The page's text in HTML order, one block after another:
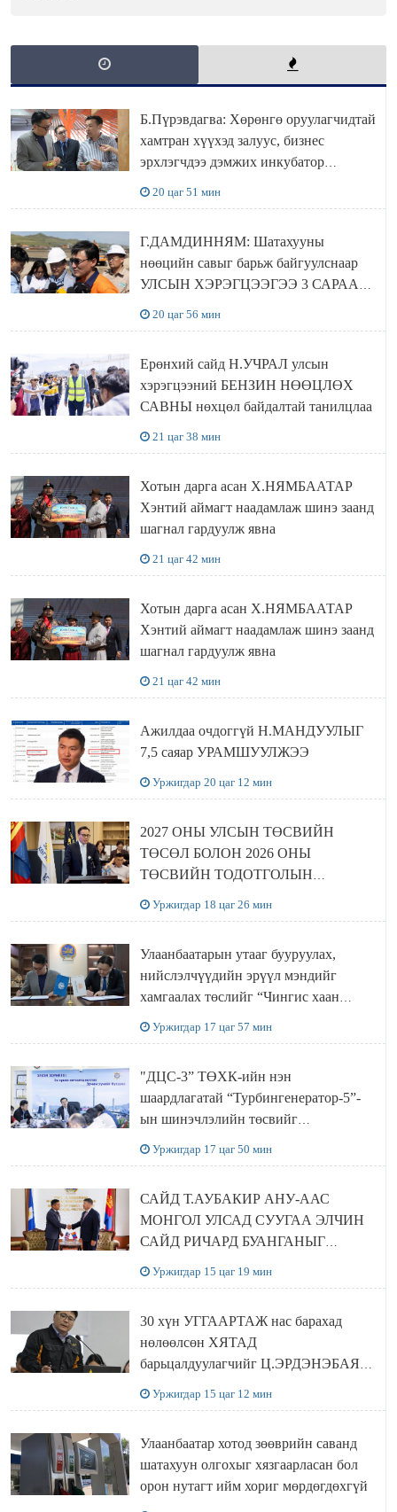
Б.Пүрэвдагва: Хөрөнгө оруулагчидтай
хамтран хүүхэд залуус, бизнес
эрхлэгчдээ дэмжих инкубатор
20 цаг 51 мин
Г.ДАМДИННЯМ: Шатахууны
нөөцийн савыг барьж байгуулснаар
УЛСЫН ХЭРЭГЦЭЭГЭЭ 3 САРААР
20 цаг 56 мин
Ерөнхий сайд Н.УЧРАЛ улсын
хэрэгцээний БЕНЗИН НӨӨЦЛӨХ
САВНЫ нөхцөл байдалтай танилцлаа
21 цаг 38 мин
Хотын дарга асан Х.НЯМБААТАР
Хэнтий аймагт наадамлаж шинэ заанд
шагнал гардуулж явна
21 цаг 42 мин
Хотын дарга асан Х.НЯМБААТАР
Хэнтий аймагт наадамлаж шинэ заанд
шагнал гардуулж явна
21 цаг 42 мин
Ажилдаа очдоггүй Н.МАНДУУЛЫГ
7,5 саяар УРАМШУУЛЖЭЭ
Уржигдар 20 цаг 12 мин
2027 ОНЫ УЛСЫН ТӨСВИЙН
ТӨСӨЛ БОЛОН 2026 ОНЫ
ТӨСВИЙН ТОДОТГОЛЫН
Уржигдар 18 цаг 26 мин
Улаанбаатарын утааг бууруулах,
нийслэлчүүдийн эрүүл мэндийг
хамгаалах төслийг “Чингис хаан
Уржигдар 17 цаг 57 мин
"ДЦС-3” ТӨХК-ийн нэн
шаардлагатай “Турбингенератор-5”-
ын шинэчлэлийн төсвийг
Уржигдар 17 цаг 50 мин
САЙД Т.АУБАКИР АНУ-ААС
МОНГОЛ УЛСАД СУУГАА ЭЛЧИН
САЙД РИЧАРД БУАНГАНЫГ
Уржигдар 15 цаг 19 мин
30 хүн УГГААРТАЖ нас барахад
нөлөөлсөн ХЯТАД
барьцалдуулагчийг Ц.ЭРДЭНЭБАЯР
Уржигдар 15 цаг 12 мин
Улаанбаатар хотод зөөврийн саванд
шатахуун олгохыг хязгаарласан бол
орон нутагт ийм хориг мөрдөгдөхгүй